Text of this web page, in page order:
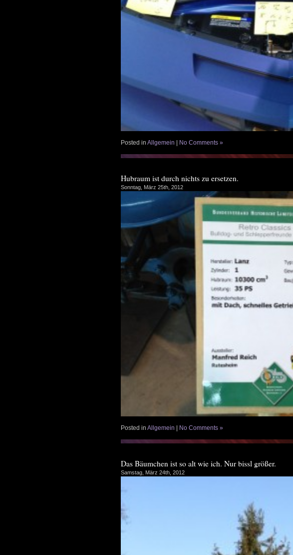
Posted in Allgemein | No Comments »
Hubraum ist durch nichts zu ersetzen.
Sonntag, März 25th, 2012
Posted in Allgemein | No Comments »
Das Bäumchen ist so alt wie ich. Nur bissl größer.
Samstag, März 24th, 2012